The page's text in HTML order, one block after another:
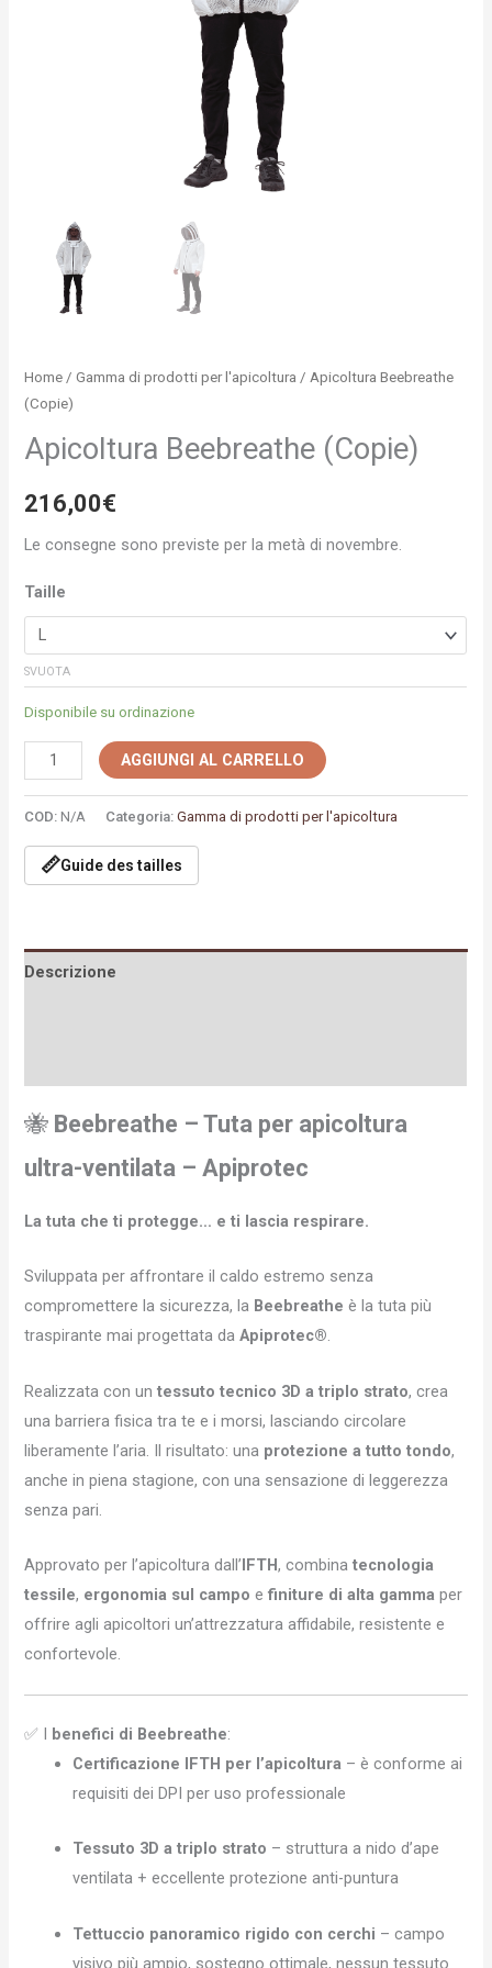
Home /Gamma di prodotti per l'apicoltura / Apicoltura Beebreathe
(Copie)
Apicoltura Beebreathe (Copie)
216,00€
Le consegne sono previste per la metà di novembre.
Taille
SVUOTA
Disponibile su ordinazione
AGGIUNGI AL CARRELLO
COD:N/A Categoria:Gamma di prodotti per l'apicoltura
📏Guide des tailles
Descrizione
🐝 Beebreathe – Tuta per apicoltura
ultra-ventilata – Apiprotec
La tuta che ti protegge… e ti lascia respirare.
Sviluppata per affrontare il caldo estremo senza
compromettere la sicurezza, la Beebreathe è la tuta più
traspirante mai progettata daApiprotec®.
Realizzata con untessuto tecnico 3D a triplo strato, crea
una barriera fisica tra te e i morsi, lasciando circolare
liberamente l’aria. Il risultato: una protezione a tutto tondo,
anche in piena stagione, con una sensazione di leggerezza
senza pari.
Approvato per l’apicoltura dall’IFTH, combinatecnologia
tessile, ergonomia sul campo efiniture di alta gamma per
offrire agli apicoltori un’attrezzatura affidabile, resistente e
confortevole.
✅ I benefici di Beebreathe:
Certificazione IFTH per l’apicoltura – è conforme ai
requisiti dei DPI per uso professionale
Tessuto 3D a triplo strato – struttura a nido d’ape
ventilata + eccellente protezione anti-puntura
Tettuccio panoramico rigido con cerchi – campo
visivo più ampio, sostegno ottimale, nessun tessuto